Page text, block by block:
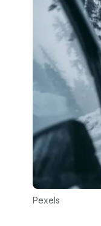
Pexels